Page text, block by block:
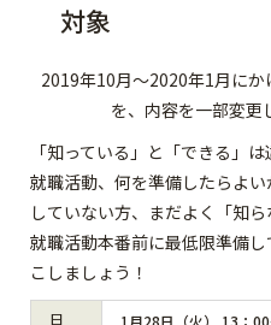
対象
2019年10月～2020年1月にか
を、内容を一部変更
「知っている」と「できる」は
就職活動、何を準備したらよ
していない方、まだよく「知ら
就職活動本番前に最低限準備
こしましょう！
日
1月28日（火） 13：